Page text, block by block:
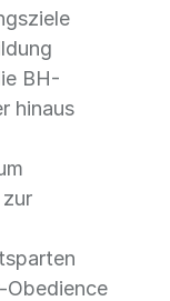
BH-
hinaus
Obedience